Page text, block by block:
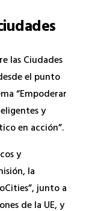
las Ciudades
el punto
“Empoderar
y
en acción”.
y
la
junto a
de la UE, y